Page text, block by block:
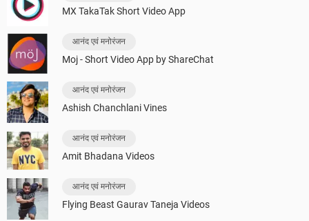
MX TakaTak Short Video App
आनंद एवं मनोरंजन
Moj - Short Video App by ShareChat
आनंद एवं मनोरंजन
Ashish Chanchlani Vines
आनंद एवं मनोरंजन
Amit Bhadana Videos
आनंद एवं मनोरंजन
Flying Beast Gaurav Taneja Videos